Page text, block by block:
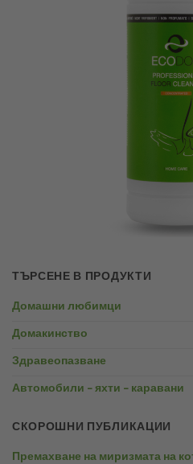
ТЪРСЕНЕ В ПРОДУКТИ
Домашни любимци
Домакинство
Здравеопазване
Автомобили – яхти – каравани
СКОРОШНИ ПУБЛИКАЦИИ
Премахване на миризмата на